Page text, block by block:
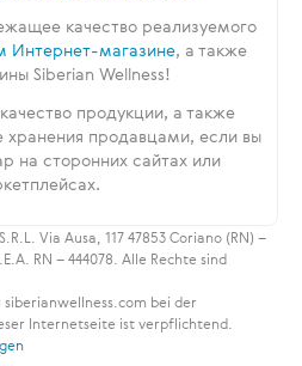
качество реализуемого
Интернет-магазине, а также
Siberian Wellness!
продукции, а также
продавцами, если вы
на сторонних сайтах или
Via Ausa, 117 47853 Coriano (RN) –
RN – 444078. Alle Rechte sind
siberianwellness.com bei der
Internetseite ist verpflichtend.